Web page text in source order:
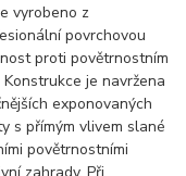
vyrobeno z
povrchovou
proti povětrnostním
je navržena
exponovaných
s přímým vlivem slané
povětrnostními
zahrady. Při